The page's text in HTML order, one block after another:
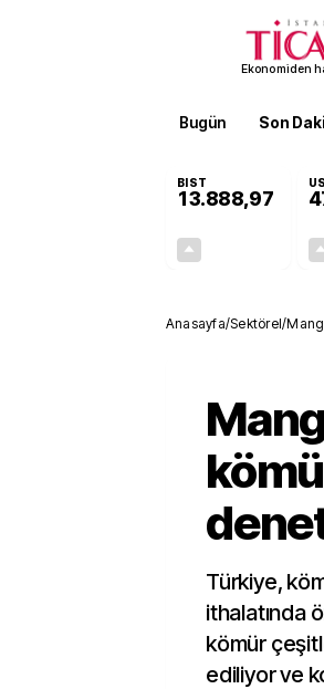
Ekonomiden
Bugün Son
BIST
13.888,97
Anasayfa/Sektörel/
Türkiye,
ithalatında
kömür
ediliyor ve